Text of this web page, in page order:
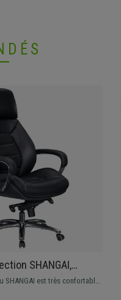
SHANGAI,
en Cuir
SHANGAI est très confortable
et sa